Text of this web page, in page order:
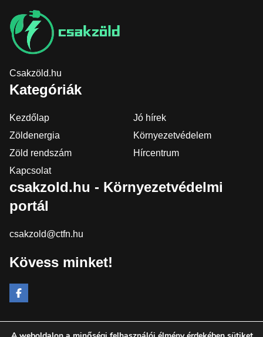
Csakzöld.hu
Kategóriák
Kezdőlap
Jó hírek
Zöldenergia
Környezetvédelem
Zöld rendszám
Hírcentrum
Kapcsolat
csakzold.hu - Környezetvédelmi
portál
csakzold@ctfn.hu
Kövess minket!